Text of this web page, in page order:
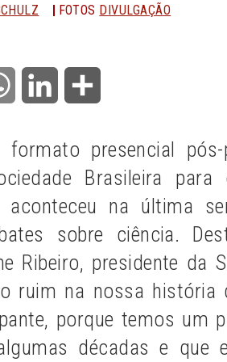
FOTOS DIVULGAÇÃO
WhatsApp LinkedIn
presencial pós-
Brasileira
aconteceu na última
sobre ciência.
Ribeiro, presidente da
ruim na nossa história
porque temos um
décadas e que